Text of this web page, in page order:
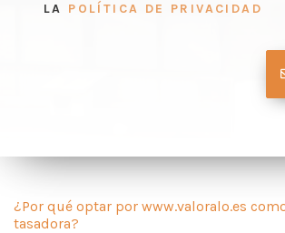
LA POLÍTICA DE PRIVACIDAD
¿Por qué optar por www.valoralo.es
tasadora?